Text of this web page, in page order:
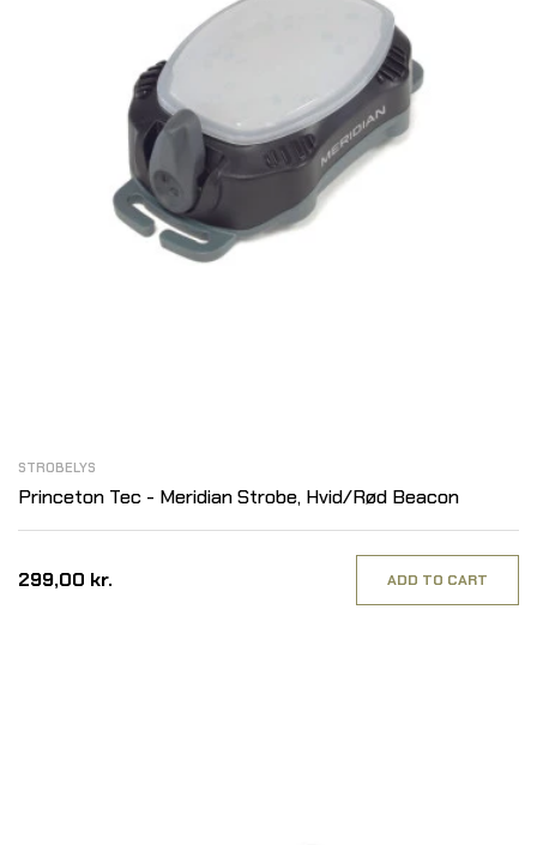
STROBELYS
Princeton Tec - Meridian Strobe, Hvid/Rød Beacon
299,00 kr. ADD TO CART